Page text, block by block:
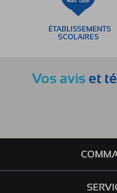
ÉTABLISSEMENTS
SCOLAIRES
Vos avis et